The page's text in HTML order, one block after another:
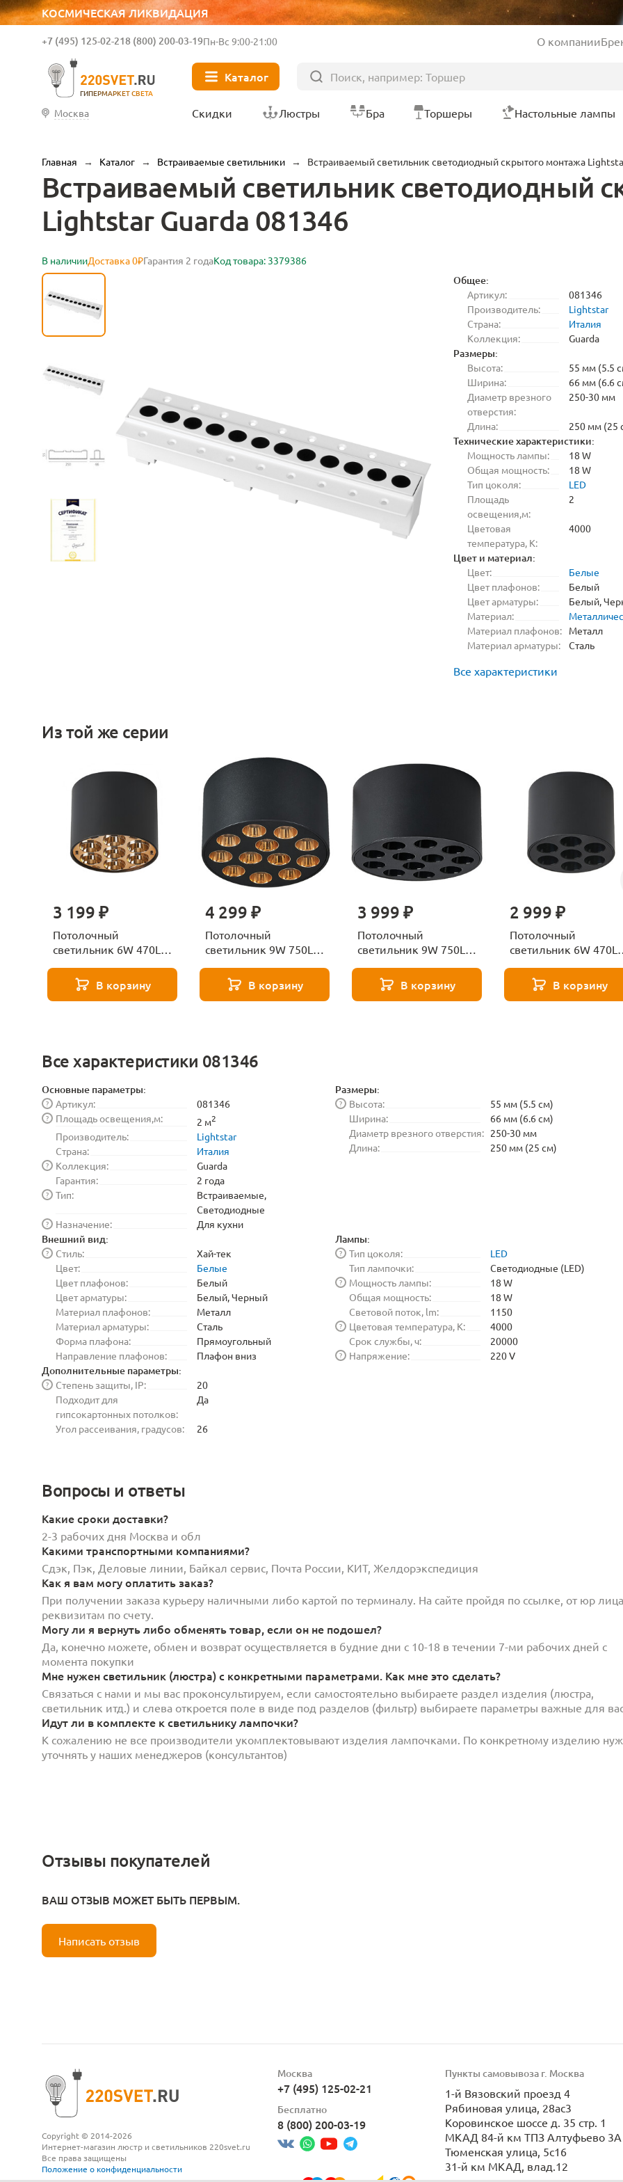
КОСМИЧЕСКАЯ ЛИКВИДАЦИЯ
ГИПЕРМАРКЕТ СВЕТА
+7 (495) 125-02-218 (800) 200-03-19Пн-Вс 9:00-21:00 О компании
Каталог
Москва Скидки Люстры Бра Торшеры Настольные лампы
Главная → Каталог → Встраиваемые светильники → Встраиваемый светильник светодиодный скрытого монтажа
Встраиваемый светильник светодиодный
Lightstar Guarda 081346
В наличииДоставка 0₽Гарантия 2 годаКод товара: 3379386
Общее:
Артикул:
081346
Производитель:
Lightstar
Страна:
Италия
Коллекция:
Guarda
Размеры:
Высота:
55 мм (5.5
Ширина:
66 мм (6.6
Диаметр врезного
отверстия:
250-30 мм
Длина: 250 мм (25
Технические характеристики:
Мощность лампы:
18 W
Общая мощность:
18 W
Тип цоколя:
LED
Площадь
освещения,м:
2
Цветовая
температура, K:
4000
Цвет и материал:
Цвет:
Белые
Цвет плафонов:
Белый
Цвет арматуры:
Белый,
Материал:
Материал плафонов:
Металл
Материал арматуры:
Сталь
Все характеристики
Из той же серии
3 199 ₽
Потолочный
светильник 6W 470LM
080642 черный/
золото
В корзину
4 299 ₽
Потолочный
светильник 9W 750LM
080942 черный/
золото
В корзину
3 999 ₽
Потолочный
светильник 9W 750LM
080947 В корзину
2 999 ₽
Потолочный
светильник 6W
080647 В корзину
Все характеристики 081346
Основные параметры:
Артикул:
?
081346
Площадь освещения,м:
? 2 м2
Производитель:
Lightstar
Страна:
Италия
Коллекция:
?
Guarda
Гарантия:
2 года
Тип:
?
Встраиваемые,
Светодиодные
Назначение:
? Для кухни
Размеры:
Высота:
?
55 мм (5.5 см)
Ширина:
66 мм (6.6 см)
Диаметр врезного отверстия: 250-30 мм
Длина:
250 мм (25 см)
Внешний вид:
Стиль:
?
Хай-тек
Цвет:
Белые
Цвет плафонов:
Белый
Цвет арматуры:
Белый, Черный
Материал плафонов:
Металл
Материал арматуры:
Сталь
Форма плафона:
Прямоугольный
Направление плафонов:
Плафон вниз
Лампы:
Тип цоколя:
?
LED
Тип лампочки:
Светодиодные (LED)
Мощность лампы:
?
18 W
Общая мощность:
18 W
Световой поток, lm:
1150
Цветовая температура, K:
?
4000
Срок службы, ч:
20000
Напряжение:
? 220 V
Дополнительные параметры:
Степень защиты, IP:
?
20
Подходит для
гипсокартонных потолков:
Да
Угол рассеивания, градусов: 26
Вопросы и ответы
Какие сроки доставки?
2-3 рабочих дня Москва и обл
Какими транспортными компаниями?
Сдэк, Пэк, Деловые линии, Байкал сервис, Почта России, КИТ, Желдорэкспедиция
Как я вам могу оплатить заказ?
При получении заказа курьеру наличными либо картой по терминалу. На сайте пройдя по ссылке, от юр
реквизитам по счету.
Могу ли я вернуть либо обменять товар, если он не подошел?
Да, конечно можете, обмен и возврат осуществляется в будние дни с 10-18 в течении 7-ми рабочих дней с
момента покупки
Мне нужен светильник (люстра) с конкретными параметрами. Как мне это сделать?
Связаться с нами и мы вас проконсультируем, если самостоятельно выбираете раздел изделия (люстра,
светильник итд.) и слева откроется поле в виде под разделов (фильтр) выбираете параметры важные для
Идут ли в комплекте к светильнику лампочки?
К сожалению не все производители укомплектовывают изделия лампочками. По конкретному изделию
уточнять у наших менеджеров (консультантов)
Отзывы покупателей
ВАШ ОТЗЫВ МОЖЕТ БЫТЬ ПЕРВЫМ.
Написать отзыв
Copyright © 2014-2026
Интернет-магазин люстр и светильников 220svet.ru
Все права защищены
Положение о конфиденциальности
Москва
+7 (495) 125-02-21
Бесплатно
8 (800) 200-03-19
Пункты самовывоза г. Москва
1-й Вязовский проезд 4
Рябиновая улица, 28ас3
Коровинское шоссе д. 35 стр. 1
МКАД 84-й км ТПЗ Алтуфьево 3А
Тюменская улица, 5с16
31-й км МКАД, влад.12